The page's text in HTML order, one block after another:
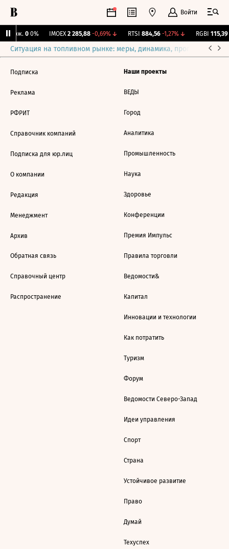
Войти
Бирж. 0 0% IMOEX 2 285,88 -0,69%↓ RTSI 884,56 -1,27%↓ RGBI 115,39
Ситуация на топливном рынке: меры, динамика, прогнозы
Подписка
Реклама
РФРИТ
Справочник компаний
Подписка для юр.лиц
О компании
Редакция
Менеджмент
Архив
Обратная связь
Справочный центр
Распространение
Наши проекты
ВЕДЫ
Город
Аналитика
Промышленность
Наука
Здоровье
Конференции
Премия Импульс
Правила торговли
Ведомости&
Капитал
Инновации и технологии
Как потратить
Туризм
Форум
Ведомости Северо-Запад
Идеи управления
Спорт
Страна
Устойчивое развитие
Право
Думай
Техуспех